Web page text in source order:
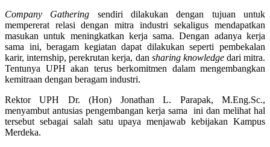
Company Gathering sendiri dilakukan dengan tujuan untuk
mempererat relasi dengan mitra industri sekaligus mendapatkan
masukan untuk meningkatkan kerja sama. Dengan adanya kerja
sama ini, beragam kegiatan dapat dilakukan seperti pembekalan
karir, internship, perekrutan kerja, dan sharing knowledgedari mitra.
Tentunya UPH akan terus berkomitmen dalam mengembangkan
kemitraan dengan beragam industri.
Rektor UPH Dr. (Hon) Jonathan L. Parapak, M.Eng.Sc.,
menyambut antusias pengembangan kerja sama ini dan melihat hal
tersebut sebagai salah satu upaya menjawab kebijakan Kampus
Merdeka.